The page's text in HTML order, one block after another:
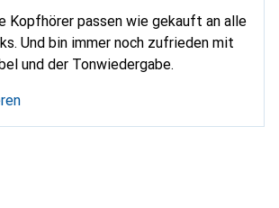
Kopfhörer passen wie gekauft an alle
Und bin immer noch zufrieden mit
und der Tonwiedergabe.